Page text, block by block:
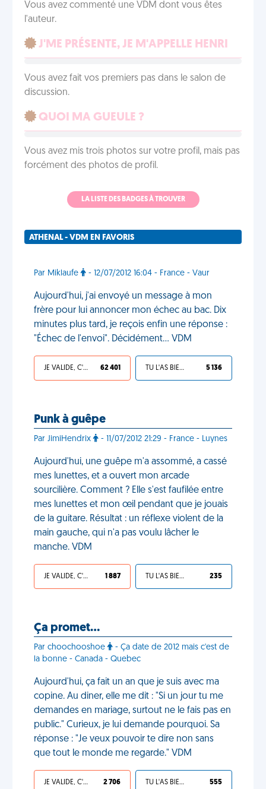
Vous avez commenté une VDM dont vous êtes
l'auteur.
J'ME PRÉSENTE, JE M'APPELLE HENRI
Vous avez fait vos premiers pas dans le salon de
discussion.
QUOI MA GUEULE ?
Vous avez mis trois photos sur votre profil, mais pas
forcément des photos de profil.
LA LISTE DES BADGES À TROUVER
ATHENAL - VDM EN FAVORIS
Par Miklaufe - 12/07/2012 16:04 - France - Vaur
Aujourd'hui, j'ai envoyé un message à mon
frère pour lui annoncer mon échec au bac. Dix
minutes plus tard, je reçois enfin une réponse :
"Échec de l'envoi". Décidément... VDM
JE VALIDE, C'EST UNE VDM 62 401 TU L'AS BIEN MÉRITÉ 5 136
Punk à guêpe
Par JimiHendrix - 11/07/2012 21:29 - France - Luynes
Aujourd'hui, une guêpe m'a assommé, a cassé
mes lunettes, et a ouvert mon arcade
sourcilière. Comment ? Elle s'est faufilée entre
mes lunettes et mon œil pendant que je jouais
de la guitare. Résultat : un réflexe violent de la
main gauche, qui n'a pas voulu lâcher le
manche. VDM
JE VALIDE, C'EST UNE VDM 1 887 TU L'AS BIEN MÉRITÉ 235
Ça promet…
Par choochooshoe
- Ça date de 2012 mais c'est de
la bonne - Canada - Quebec
Aujourd'hui, ça fait un an que je suis avec ma
copine. Au diner, elle me dit : "Si un jour tu me
demandes en mariage, surtout ne le fais pas en
public." Curieux, je lui demande pourquoi. Sa
réponse : "Je veux pouvoir te dire non sans
que tout le monde me regarde." VDM
JE VALIDE, C'EST UNE VDM 2 706 TU L'AS BIEN MÉRITÉ 555